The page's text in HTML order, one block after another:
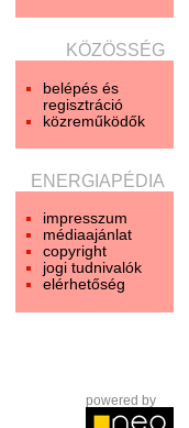
KÖZÖSSÉG
belépés és
regisztráció
közreműködők
ENERGIAPÉDIA
impresszum
médiaajánlat
copyright
jogi tudnivalók
elérhetőség
powered by